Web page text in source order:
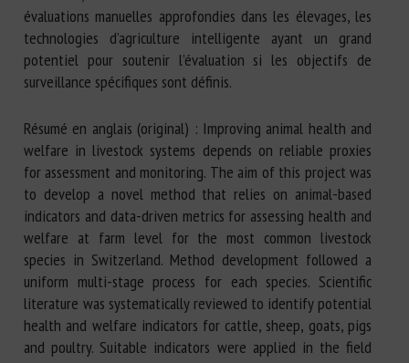
évaluations manuelles approfondies dans les élevages, les
technologies d’agriculture intelligente ayant un grand
potentiel pour soutenir l’évaluation si les objectifs de
surveillance spécifiques sont définis.
Résumé en anglais (original) : Improving animal health and
welfare in livestock systems depends on reliable proxies
for assessment and monitoring. The aim of this project was
to develop a novel method that relies on animal-based
indicators and data-driven metrics for assessing health and
welfare at farm level for the most common livestock
species in Switzerland. Method development followed a
uniform multi-stage process for each species. Scientific
literature was systematically reviewed to identify potential
health and welfare indicators for cattle, sheep, goats, pigs
and poultry. Suitable indicators were applied in the field